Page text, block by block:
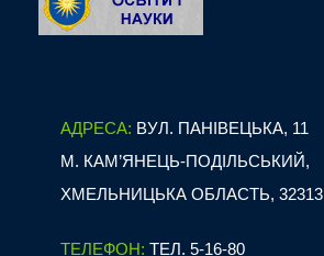
АДРЕСА: ВУЛ. ПАНІВЕЦЬКА, 11
М. КАМ’ЯНЕЦЬ-ПОДІЛЬСЬКИЙ,
ХМЕЛЬНИЦЬКА ОБЛАСТЬ, 32313
ТЕЛЕФОН: ТЕЛ. 5-16-80